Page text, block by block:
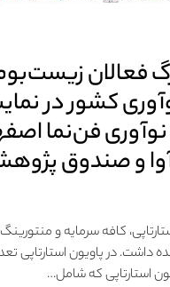
فعالان
کشور در
فن‌نما
و صندوق
کافه سرمایه و
استارتاپی که شامل…